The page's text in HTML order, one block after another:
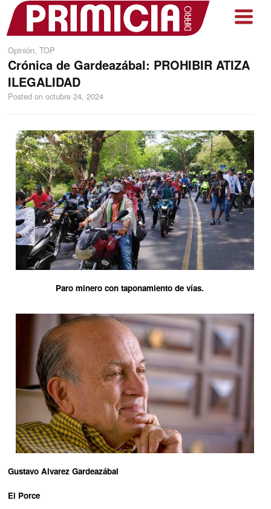
Opinión, TOP
Crónica de Gardeazábal: PROHIBIR ATIZA
ILEGALIDAD
Posted on octubre 24, 2024
Paro minero con taponamiento de vías.
Gustavo Alvarez Gardeazábal
El Porce